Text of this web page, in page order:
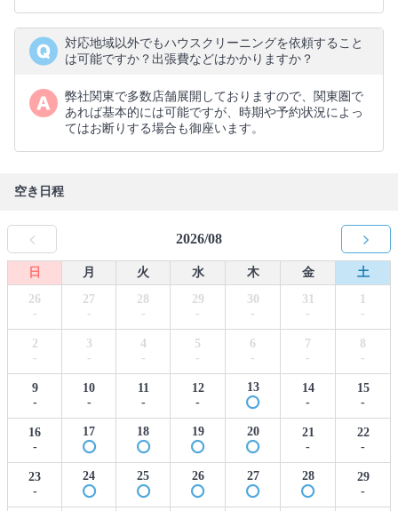
対応地域以外でもハウスクリーニングを依頼すること
は可能ですか？出張費などはかかりますか？
弊社関東で多数店舗展開しておりますので、関東圏で
あれば基本的には可能ですが、時期や予約状況によっ
てはお断りする場合も御座います。
空き日程
2026/08
日 月 火 水 木 金
土
26
-
27
-
28
-
29
-
30
-
31
-
1
-
2
-
3
-
4
-
5
-
6
-
7
-
8
-
9
-
10
-
11
-
12
-
13
14
-
15
-
16
-
17 18 19 20
21
-
22
-
23
-
24 25 26 27 28
29
-